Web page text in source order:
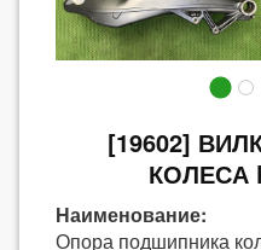
[19602]
КОЛЕСА
Наименование:
Опора подшипника